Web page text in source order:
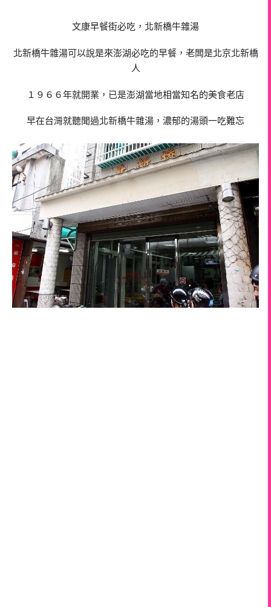
文康早餐街必吃，北新橋牛雜湯
北新橋牛雜湯可以說是來澎湖必吃的早餐，老闆是北京北新橋
人
１９６６年就開業，已是澎湖當地相當知名的美食老店
早在台灣就聽聞過北新橋牛雜湯，濃郁的湯頭一吃難忘